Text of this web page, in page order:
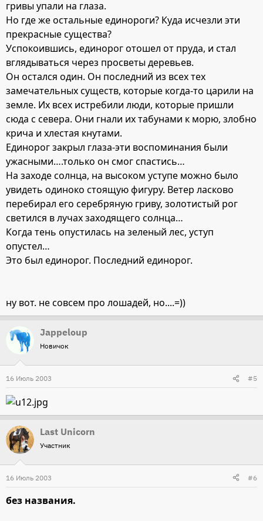
гривы упали на глаза.
Но где же остальные единороги? Куда исчезли эти
прекрасные существа?
Успокоившись, единорог отошел от пруда, и стал
вглядываться через просветы деревьев.
Он остался один. Он последний из всех тех
замечательных существ, которые когда-то царили на
земле. Их всех истребили люди, которые пришли
сюда с севера. Они гнали их табунами к морю, злобно
крича и хлестая кнутами.
Единорог закрыл глаза-эти воспоминания были
ужасными….только он смог спастись…
На заходе солнца, на высоком уступе можно было
увидеть одиноко стоящую фигуру. Ветер ласково
перебирал его серебряную гриву, золотистый рог
светился в лучах заходящего солнца…
Когда тень опустилась на зеленый лес, уступ
опустел…
Это был единорог. Последний единорог.
ну вот. не совсем про лошадей, но....=))
Jappeloup
Новичок
16 Июль 2003 #5
Last Unicorn
Участник
16 Июль 2003 #6
без названия.